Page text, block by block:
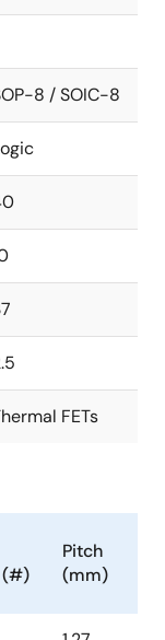
8 / SOIC-8
FETs
(#)
Pitch
(mm)